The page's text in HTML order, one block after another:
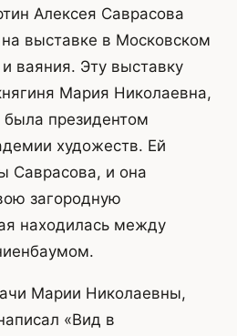
Алексея Саврасова
выставке в Московском
ваяния. Эту выставку
Мария Николаевна,
была президентом
художеств. Ей
Саврасова, и она
загородную
находилась между
Марии Николаевны,
«Вид в